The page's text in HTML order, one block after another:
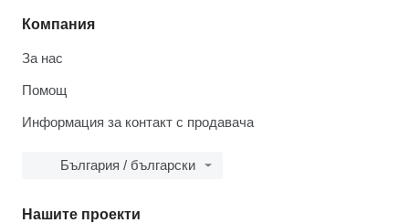
Компания
За нас
Помощ
Информация за контакт с продавача
България / български
Нашите проекти